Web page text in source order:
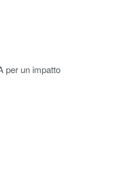
per un impatto